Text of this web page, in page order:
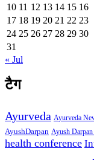
10 11 12 13 14 15 16
17 18 19 20 21 22 23
24 25 26 27 28 29 30
31
« Jul
टैग
Ayurveda Ayurveda
AyushDarpan Ayush
health conference